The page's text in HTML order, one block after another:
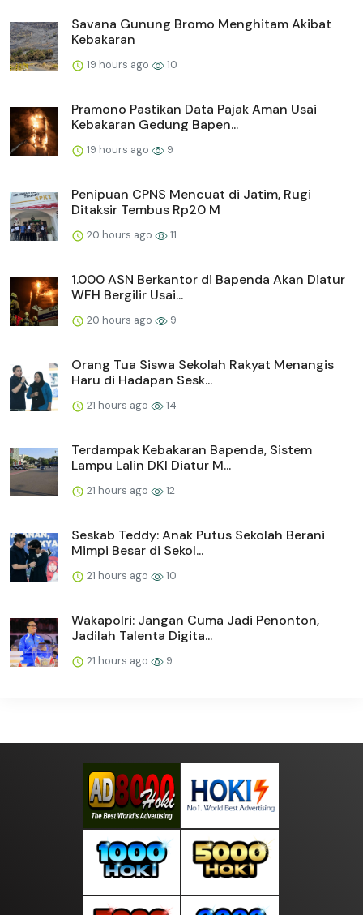
Savana Gunung Bromo Menghitam Akibat
Kebakaran
19 hours ago 10
Pramono Pastikan Data Pajak Aman Usai
Kebakaran Gedung Bapen...
19 hours ago 9
Penipuan CPNS Mencuat di Jatim, Rugi
Ditaksir Tembus Rp20 M
20 hours ago 11
1.000 ASN Berkantor di Bapenda Akan Diatur
WFH Bergilir Usai...
20 hours ago 9
Orang Tua Siswa Sekolah Rakyat Menangis
Haru di Hadapan Sesk...
21 hours ago 14
Terdampak Kebakaran Bapenda, Sistem
Lampu Lalin DKI Diatur M...
21 hours ago 12
Seskab Teddy: Anak Putus Sekolah Berani
Mimpi Besar di Sekol...
21 hours ago 10
Wakapolri: Jangan Cuma Jadi Penonton,
Jadilah Talenta Digita...
21 hours ago 9